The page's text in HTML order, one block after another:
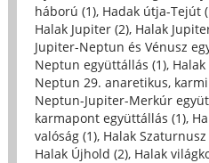
háború (1), Hadak útja-Tejút
Halak Jupiter (2), Halak
Jupiter-Neptun és Vénusz
Neptun együttállás (1),
Neptun 29. anaretikus,
Neptun-Jupiter-Merkúr
karmapont együttállás (1),
valóság (1), Halak Szaturnusz
Halak Újhold (2), Halak